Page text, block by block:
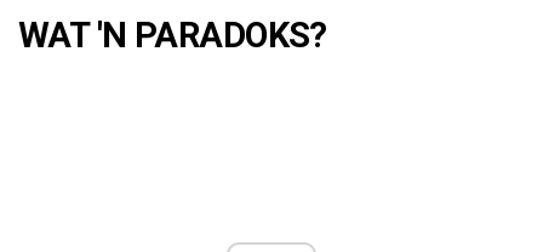
WAT 'N PARADOKS?